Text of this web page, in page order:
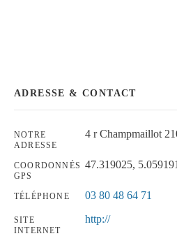
ADRESSE & CONTACT
NOTRE
ADRESSE
4 r Champmaillot
COORDONNÉS
GPS
47.319025,
TÉLÉPHONE 03 80 48 64 71
SITE
INTERNET
http://